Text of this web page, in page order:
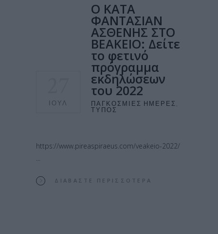
ΙΟΎΛ
Ο ΚΑΤΑ
ΦΑΝΤΑΣΙΑΝ
ΑΣΘΕΝΗΣ ΣΤΟ
ΒΕΑΚΕΙΟ: Δείτε
το φετινό
πρόγραμμα
εκδηλώσεων
του 2022
ΠΑΓΚΌΣΜΙΕΣ ΗΜΈΡΕΣ
ΤΎΠΟΣ
https://www.pireaspiraeus.com/veakeio-2022/
ΔΙΑΒΆΣΤΕ ΠΕΡΙΣΣΌΤΕΡΑ